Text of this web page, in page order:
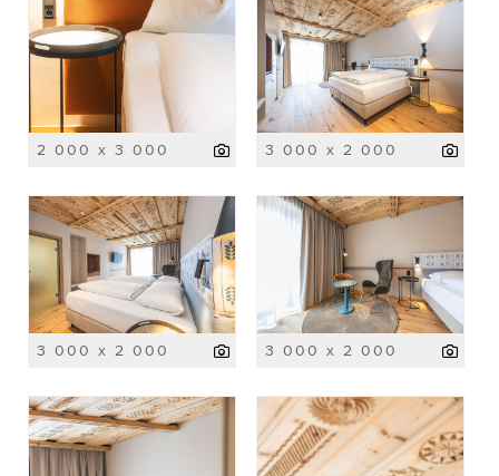
2 000 x 3 000 3 000 x 2 000
3 000 x 2 000 3 000 x 2 000